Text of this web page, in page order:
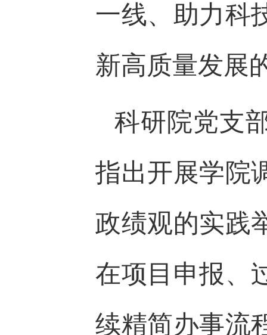
一线、助力科
新高质量发展
科研院党支
指出开展学院
政绩观的实践
在项目申报、
续精简办事流